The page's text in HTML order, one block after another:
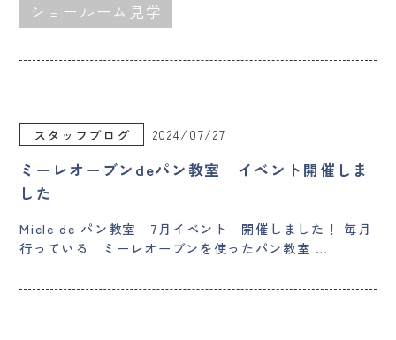
ショールーム見学
スタッフブログ 2024/07/27
ミーレオーブンdeパン教室 イベント開催しま
した
Miele de パン教室 7月イベント 開催しました！ 毎月
行っている ミーレオーブンを使ったパン教室 …